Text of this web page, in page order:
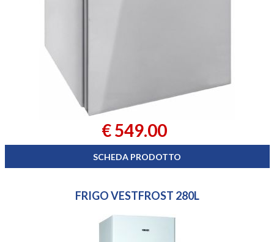
€ 549.00
SCHEDA PRODOTTO
FRIGO VESTFROST 280L